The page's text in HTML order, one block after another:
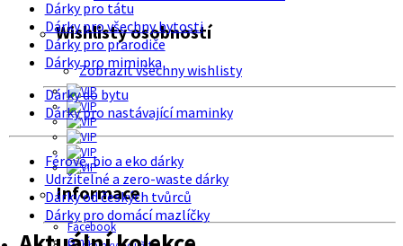
Wishlisty osobností
Zobrazit všechny wishlisty
Informace
Facebook
O nás
Dárky pro tátu
Dárky pro všechny bytosti
Dárky pro prarodiče
Dárky pro miminka
Dárky do bytu
Dárky pro nastávající maminky
Férové, bio a eko dárky
Udržitelné a zero-waste dárky
Dárky od českých tvůrců
Dárky pro domácí mazlíčky